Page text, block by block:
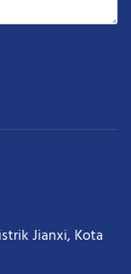
Jianxi, Kota